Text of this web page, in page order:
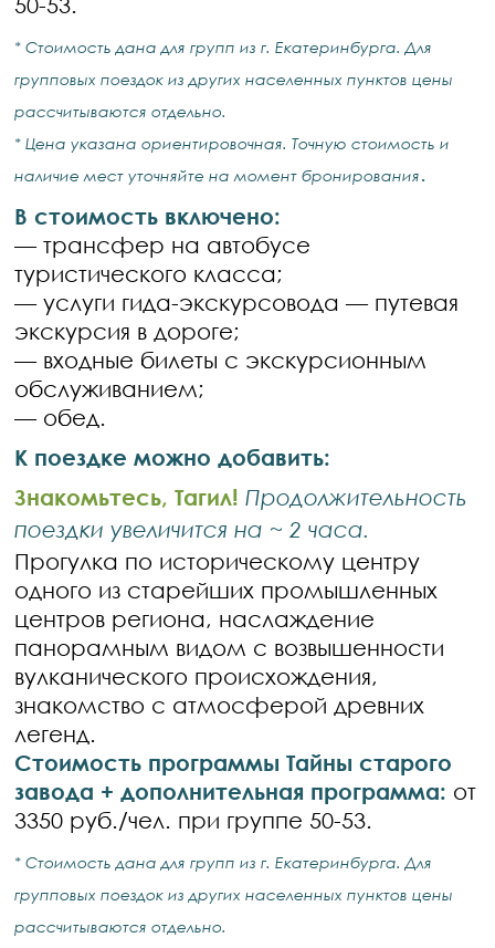
* Стоимость дана для групп из г. Екатеринбурга. Для
групповых поездок из других населенных пунктов цены
рассчитываются отдельно.
* Цена указана ориентировочная. Точную стоимость и
наличие мест уточняйте на момент бронирования.
В стоимость включено:
— трансфер на автобусе
туристического класса;
— услуги гида-экскурсовода — путевая
экскурсия в дороге;
— входные билеты с экскурсионным
обслуживанием;
— обед.
К поездке можно добавить:
Знакомьтесь, Тагил!Продолжительность
поездки увеличится на ~ 2 часа.
Прогулка по историческому центру
одного из старейших промышленных
центров региона, наслаждение
панорамным видом с возвышенности
вулканического происхождения,
знакомство с атмосферой древних
легенд.
Стоимость программыТайны старого
завода + дополнительная программа: от
3350 руб./чел. при группе 50-53.
* Стоимость дана для групп из г. Екатеринбурга. Для
групповых поездок из других населенных пунктов цены
рассчитываются отдельно.